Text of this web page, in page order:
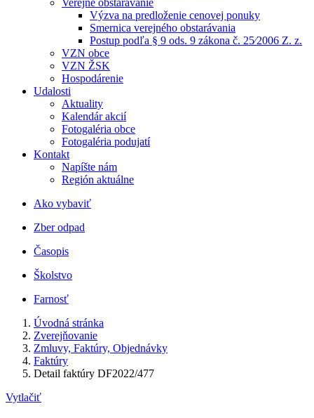
Verejné obstarávanie
Výzva na predloženie cenovej ponuky
Smernica verejného obstarávania
Postup podľa § 9 ods. 9 zákona č. 25⁄2006 Z. z.
VZN obce
VZN ŽSK
Hospodárenie
Udalosti
Aktuality
Kalendár akcií
Fotogaléria obce
Fotogaléria podujatí
Kontakt
Napíšte nám
Región aktuálne
Ako vybaviť
Zber odpad
Časopis
Školstvo
Farnosť
Úvodná stránka
Zverejňovanie
Zmluvy, Faktúry, Objednávky
Faktúry
Detail faktúry DF2022/477
Vytlačiť